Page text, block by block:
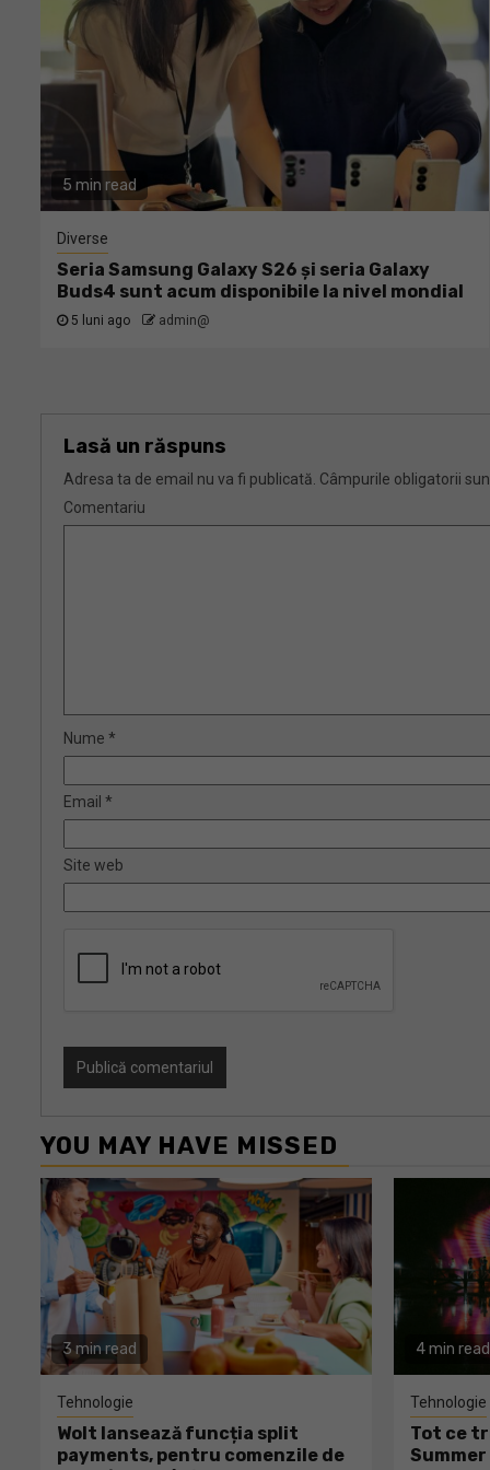
5 min read
Diverse
Seria Samsung Galaxy S26 și seria Galaxy
Buds4 sunt acum disponibile la nivel mondial
5 luni ago admin@
Lasă un răspuns
Adresa ta de email nu va fi publicată. Câmpurile obligatorii
Comentariu
Nume *
Email *
Site web
YOU MAY HAVE MISSED
3 min read
Tehnologie
Wolt lansează funcția split
payments, pentru comenzile de
4 min read
Tehnologie
Tot ce
Summer